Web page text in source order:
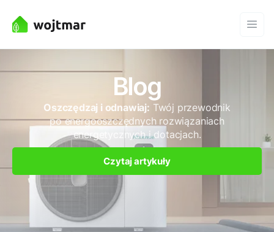
Blog
Oszczędzaj i odnawiaj: Twój przewodnik
po energooszczędnych rozwiązaniach
energetycznych i dotacjach.
Czytaj artykuły